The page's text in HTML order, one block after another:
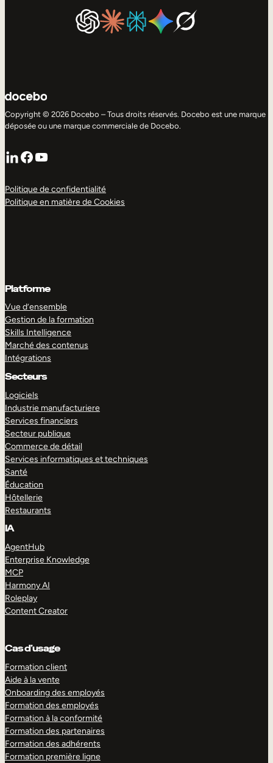
Copyright © 2026 Docebo – Tous droits réservés. Docebo est une marque
déposée ou une marque commerciale de Docebo.
LinkedIn
Facebook
YouTube
Politique de confidentialité
Politique en matière de Cookies
Platforme
Vue d’ensemble
Gestion de la formation
Skills Intelligence
Marché des contenus
Intégrations
Secteurs
Logiciels
Industrie manufacturiere
Services financiers
Secteur publique
Commerce de détail
Services informatiques et techniques
Santé
Éducation
Hôtellerie
Restaurants
IA
AgentHub
Enterprise Knowledge
MCP
Harmony AI
Roleplay
Content Creator
Cas d’usage
Formation client
Aide à la vente
Onboarding des employés
Formation des employés
Formation à la conformité
Formation des partenaires
Formation des adhérents
Formation première ligne